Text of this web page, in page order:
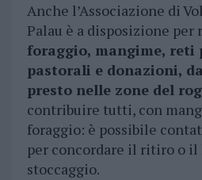
Anche l’Associazione di
Palau è a disposizione per
foraggio, mangime, reti
pastorali e donazioni,
presto nelle zone del
contribuire tutti, con
foraggio: è possibile
per concordare il ritiro o il
stoccaggio.